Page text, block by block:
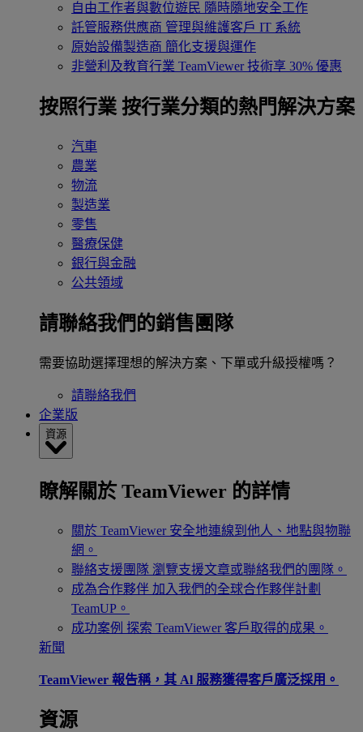
自由工作者與數位遊民 隨時隨地安全工作
託管服務供應商 管理與維護客戶 IT 系統
原始設備製造商 簡化支援與運作
非營利及教育行業 TeamViewer 技術享 30% 優惠
按照行業 按行業分類的熱門解決方案
汽車
農業
物流
製造業
零售
醫療保健
銀行與金融
公共領域
請聯絡我們的銷售團隊
需要協助選擇理想的解決方案、下單或升級授權嗎？
請聯絡我們
企業版
資源
瞭解關於 TeamViewer 的詳情
關於 TeamViewer 安全地連線到他人、地點與物聯
網。
聯絡支援團隊 瀏覽支援文章或聯絡我們的團隊。
成為合作夥伴 加入我們的全球合作夥伴計劃
TeamUP。
成功案例 探索 TeamViewer 客戶取得的成果。
新聞
TeamViewer 報告稱，其 Al 服務獲得客戶廣泛採用。
資源